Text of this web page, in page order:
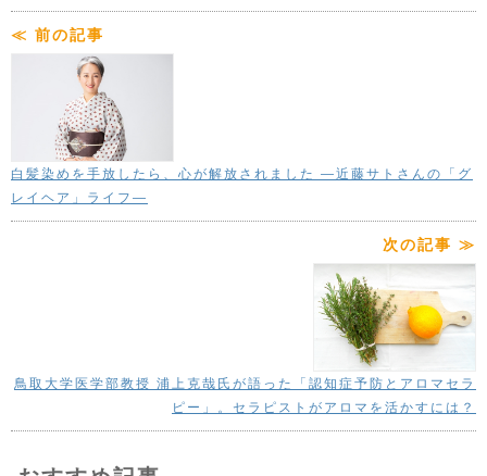
≪ 前の記事
白髪染めを手放したら、心が解放されました —近藤サトさんの「グ
レイヘア」ライフ―
次の記事 ≫
鳥取大学医学部教授 浦上克哉氏が語った「認知症予防とアロマセラ
ピー」。セラピストがアロマを活かすには？